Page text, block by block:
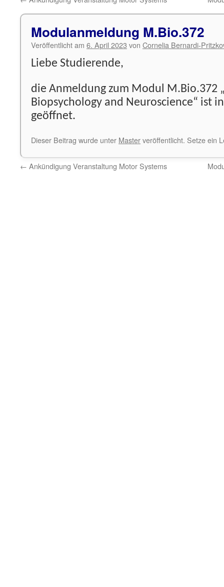
Modulanmeldung M.Bio.372
Veröffentlicht am 6. April 2023 von Cornelia Bernardi-
Liebe Studierende,
die Anmeldung zum Modul M.Bio.372
Biopsychology and Neuroscience“ ist
geöffnet.
Dieser Beitrag wurde unter Masterveröffentlicht. Setze ein
← Ankündigung Veranstaltung Motor Systems